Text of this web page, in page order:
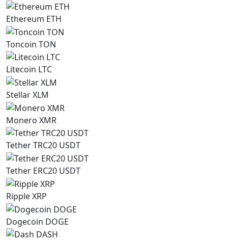
Ethereum ETH
Toncoin TON
Litecoin LTC
Stellar XLM
Monero XMR
Tether TRC20 USDT
Tether ERC20 USDT
Ripple XRP
Dogecoin DOGE